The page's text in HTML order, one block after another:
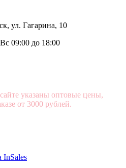
ул. Гагарина, 10
09:00 до 18:00
указаны оптовые цены,
от 3000 рублей.
InSales